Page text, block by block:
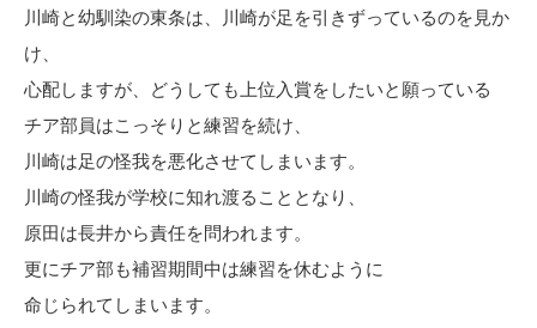
川崎と幼馴染の東条は、川崎が足を引きずっているのを見か
け、
心配しますが、どうしても上位入賞をしたいと願っている
チア部員はこっそりと練習を続け、
川崎は足の怪我を悪化させてしまいます。
川崎の怪我が学校に知れ渡ることとなり、
原田は長井から責任を問われます。
更にチア部も補習期間中は練習を休むように
命じられてしまいます。